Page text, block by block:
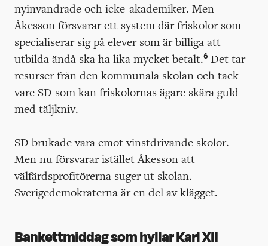
nyinvandrade och icke-akademiker. Men
Åkesson försvarar ett system där friskolor som
specialiserar sig på elever som är billiga att
utbilda ändå ska ha lika mycket betalt.6 Det tar
resurser från den kommunala skolan och tack
vare SD som kan friskolornas ägare skära guld
med täljkniv.
SD brukade vara emot vinstdrivande skolor.
Men nu försvarar istället Åkesson att
välfärdsprofitörerna suger ut skolan.
Sverigedemokraterna är en del av klägget.
Bankettmiddag som hyllar Karl XII